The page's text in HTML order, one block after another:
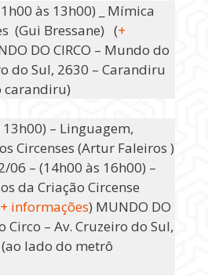
às 13h00) _ Mímica
(Gui Bressane) (+
DO CIRCO – Mundo do
do Sul, 2630 – Carandiru
carandiru)
– Linguagem,
Circenses (Artur Faleiros )
06 – (14h00 às 16h00) –
da Criação Circense
+ informações) MUNDO DO
Circo – Av. Cruzeiro do Sul,
lado do metrô